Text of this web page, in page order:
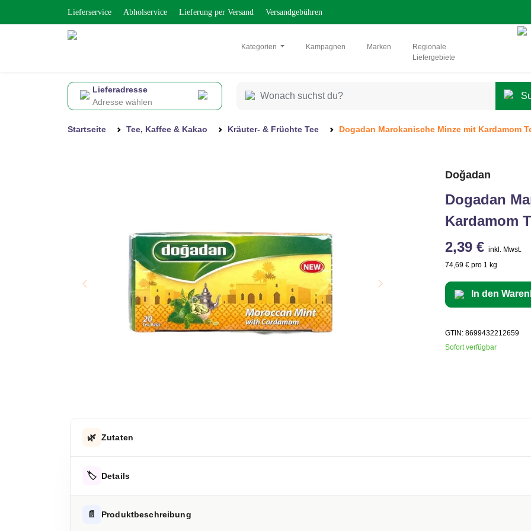
Lieferservice Abholservice Lieferung per Versand Versandgebühren
Kategorien Kampagnen Marken
Regionale
Liefergebiete
Lieferadresse
Adresse wählen
Startseite Tee, Kaffee & Kakao Kräuter- & Früchte Tee Dogadan Marokanische Minze mit Kardamom
Doğadan
Dogadan
Kardamom
2,39 € inkl. Mwst.
74,69 € pro 1 kg
In den
GTIN: 8699432212659
Sofort verfügbar
🌿 Zutaten
🏷️ Details
ALLERGENHINWEISE
📄 Produktbeschreibung